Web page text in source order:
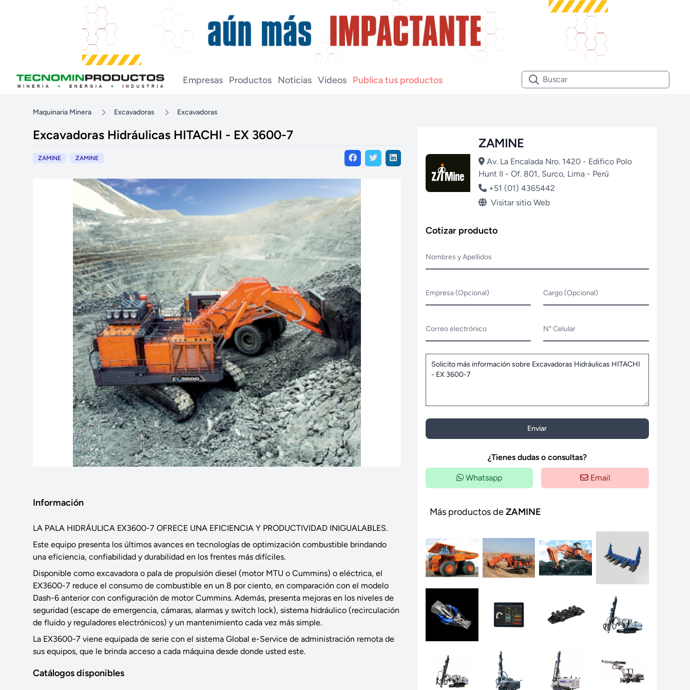
Empresas Productos Noticias Videos Publica tus productos
Maquinaria Minera Excavadoras Excavadoras
Excavadoras Hidráulicas HITACHI - EX 3600-7
ZAMINE ZAMINE
Información
LA PALA HIDRÁULICA EX3600-7 OFRECE UNA EFICIENCIA Y PRODUCTIVIDAD INIGUALABLES.
Este equipo presenta los últimos avances en tecnologías de optimización combustible brindando
una eficiencia, confiabilidad y durabilidad en los frentes más difíciles.
Disponible como excavadora o pala de propulsión diesel (motor MTU o Cummins) o eléctrica, el
EX3600-7 reduce el consumo de combustible en un 8 por ciento, en comparación con el modelo
Dash-6 anterior con configuración de motor Cummins. Además, presenta mejoras en los niveles de
seguridad (escape de emergencia, cámaras, alarmas y switch lock), sistema hidráulico (recirculación
de fluido y reguladores electrónicos) y un mantenimiento cada vez más simple.
La EX3600-7 viene equipada de serie con el sistema Global e-Service de administración remota de
sus equipos, que le brinda acceso a cada máquina desde donde usted este.
Catálogos disponibles
ZAMINE
Av. La Encalada Nro. 1420 - Edifico Polo
Hunt II - Of. 801, Surco, Lima - Perú
+51 (01) 4365442
Visitar sitio Web
Cotizar producto
Nombres y Apellidos
Empresa (Opcional) Cargo (Opcional)
Correo electrónico N° Celular
Enviar
¿Tienes dudas o consultas?
Whatsapp Email
Más productos deZAMINE